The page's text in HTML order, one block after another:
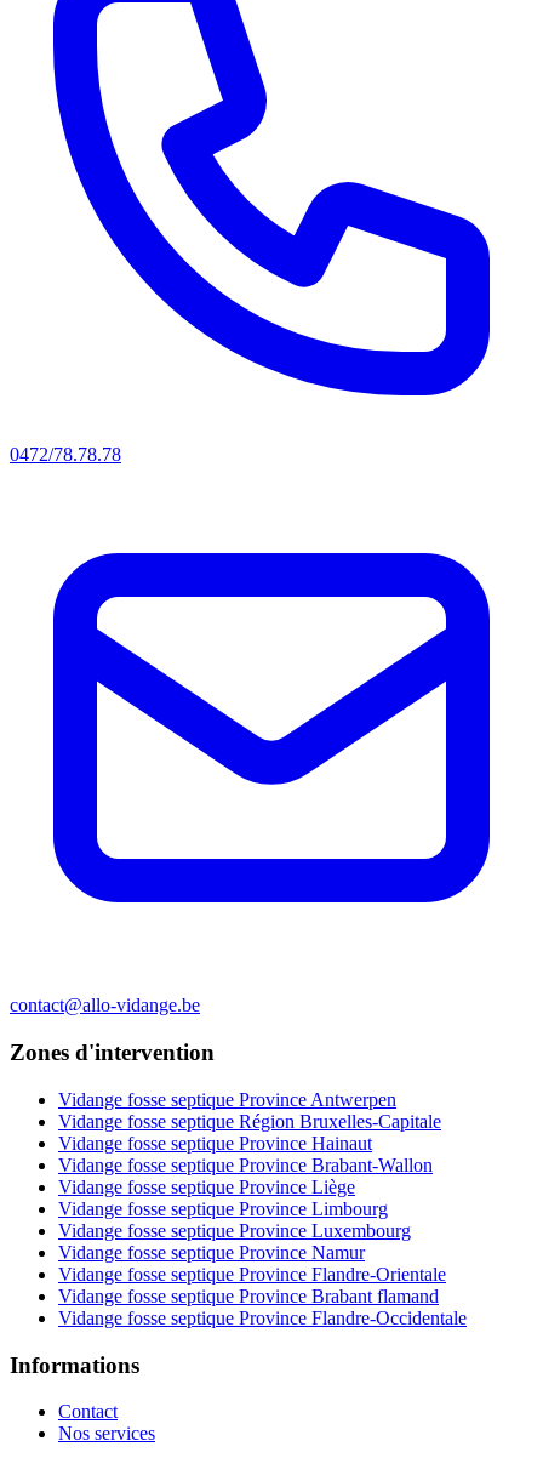
0472/78.78.78
contact@allo-vidange.be
Zones d'intervention
Vidange fosse septique Province Antwerpen
Vidange fosse septique Région Bruxelles-Capitale
Vidange fosse septique Province Hainaut
Vidange fosse septique Province Brabant-Wallon
Vidange fosse septique Province Liège
Vidange fosse septique Province Limbourg
Vidange fosse septique Province Luxembourg
Vidange fosse septique Province Namur
Vidange fosse septique Province Flandre-Orientale
Vidange fosse septique Province Brabant flamand
Vidange fosse septique Province Flandre-Occidentale
Informations
Contact
Nos services